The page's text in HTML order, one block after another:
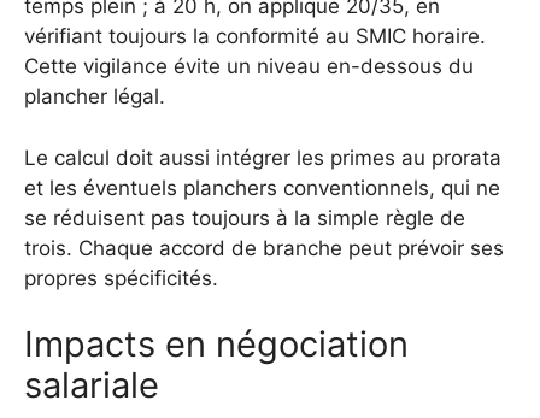
temps plein ; à 20 h, on applique 20/35, en
vérifiant toujours la conformité au SMIC horaire.
Cette vigilance évite un niveau en-dessous du
plancher légal.
Le calcul doit aussi intégrer les primes au prorata
et les éventuels planchers conventionnels, qui ne
se réduisent pas toujours à la simple règle de
trois. Chaque accord de branche peut prévoir ses
propres spécificités.
Impacts en négociation
salariale